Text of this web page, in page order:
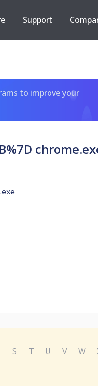
Support
to improve your
S T U V W